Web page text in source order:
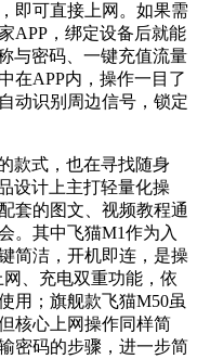
即可直接上网。如果需
APP，绑定设备后就能
与密码、一键充值流量
在APP内，操作一目了
动识别周边信号，锁定
款式，也在寻找随身
设计上主打轻量化操
套的图文、视频教程通
。其中飞猫M1作为入
简洁，开机即连，是操
、充电双重功能，依
用；旗舰款飞猫M50虽
核心上网操作同样简
密码的步骤，进一步简